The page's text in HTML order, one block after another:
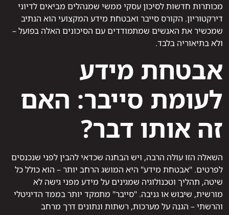
מכותרות חדשות לסיכון עסקי ממשי שמנהלים מביאים לדיוני
דירקטוריון. הקורס סייבר ואבטחת מידע המקצועי הוא הנתיב
שמכשיר את האנשים שמתמודדים עם הסיכונים האלה בפועל –
ולא בתיאוריה בלבד.
אבטחת מידע
לעומת סייבר: האם
זה אותו דבר?
השאלה הזו עולה הרבה, ויש הבחנה שכדאי להבין לפני שנכנסים
לפרטים. "אבטחת מידע" היא המושג הרחב יותר – הוא כולל כל
שיטה, תהליך וטכנולוגיה שמגינים על מידע מפני גישה לא
מורשית, שיבוש או גניבה. "סייבר" מתמקד יותר בממד הדיגיטלי
והרשתי – הגנה על מערכות, רשתות ונתונים דרך מרחב